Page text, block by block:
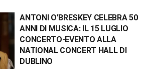
ANTONI O’BRESKEY CELEBRA 50
ANNI DI MUSICA: IL 15 LUGLIO
CONCERTO-EVENTO ALLA
NATIONAL CONCERT HALL DI
DUBLINO